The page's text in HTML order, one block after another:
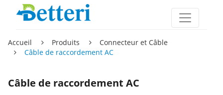
Accueil Produits
Connecteur et Câble
Câble de raccordement AC
Câble de raccordement AC